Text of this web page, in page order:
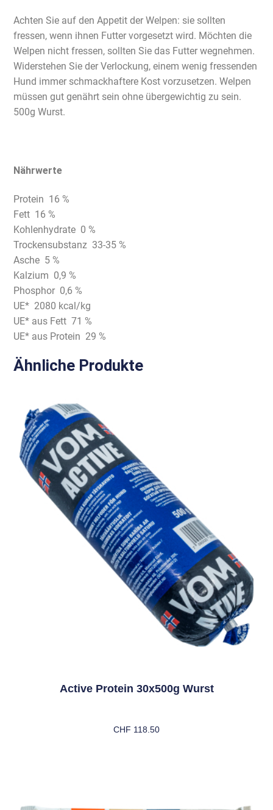
Achten Sie auf den Appetit der Welpen: sie sollten
fressen, wenn ihnen Futter vorgesetzt wird. Möchten die
Welpen nicht fressen, sollten Sie das Futter wegnehmen.
Widerstehen Sie der Verlockung, einem wenig fressenden
Hund immer schmackhaftere Kost vorzusetzen. Welpen
müssen gut genährt sein ohne übergewichtig zu sein.
500g Wurst.
Nährwerte
Protein 16 %
Fett 16 %
Kohlenhydrate 0 %
Trockensubstanz 33-35 %
Asche 5 %
Kalzium 0,9 %
Phosphor 0,6 %
UE* 2080 kcal/kg
UE* aus Fett 71 %
UE* aus Protein 29 %
Ähnliche Produkte
Active Protein 30x500g Wurst
CHF 118.50